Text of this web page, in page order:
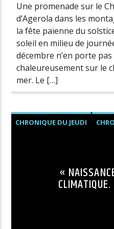
Une promenade sur le
d’Agerola dans les
la fête païenne du
soleil en milieu de
décembre n’en porte
chaleureusement sur le
mer. Le […]
CHRONIQUE DU JEUDI
«